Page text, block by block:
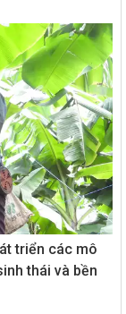
triển các mô
thái và bền